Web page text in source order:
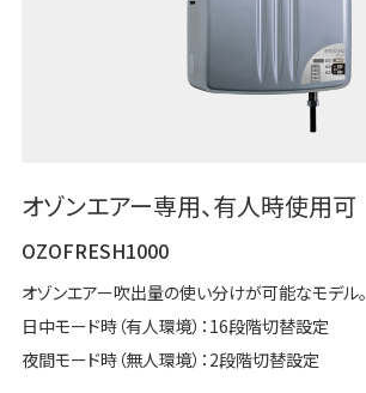
オゾンエアー専用、有人時使用可
OZOFRESH1000
オゾンエアー吹出量の使い分けが可能なモデル。
日中モード時（有人環境）：16段階切替設定
夜間モード時（無人環境）：2段階切替設定